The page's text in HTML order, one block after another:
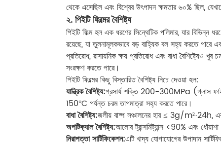
থেকে এসেছিল এবং বিশ্বের উৎপাদন ক্ষমতার ৬০% ছিল,
২. পিইটি ফিল্মের বৈশিষ্ট্য
পিইটি ফিল্ম হল এক ধরণের সিন্থেটিক পলিমার, যার বিভিন্ন
রয়েছে, যা তুলনামূলকভাবে বড় বাহ্যিক বল সহ্য করতে পারে
প্রতিরোধ, রাসায়নিক ক্ষয় প্রতিরোধ এবং বাধা বৈশিষ্ট্যেও
সংরক্ষণ করতে পারে।
পিইটি ফিল্মের কিছু বিস্তারিত বৈশিষ্ট্য নিচে দেওয়া হল:
যান্ত্রিক বৈশিষ্ট্য:প্রসার্য শক্তি 200-300MPa (গ্লাস
150°C পর্যন্ত চরম তাপমাত্রা সহ্য করতে পারে।
বাধা বৈশিষ্ট্য:জলীয় বাষ্প সঞ্চালনের হার ≤ 3g/m²·24h,
অপটিক্যাল বৈশিষ্ট্য:আলোর ট্রান্সমিট্যান্স <90% এবং
নিরাপত্তা সার্টিফিকেশন:এটি খাদ্য যোগাযোগের উপাদান